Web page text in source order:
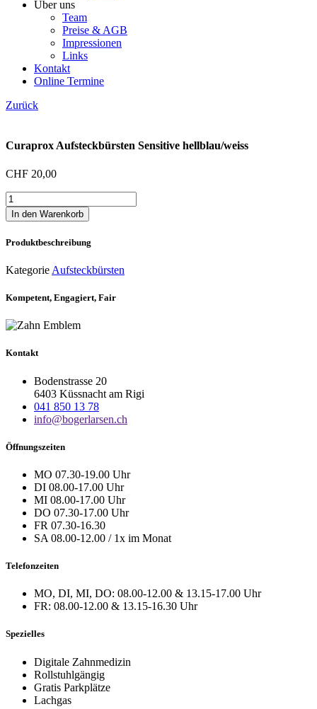
Über uns
Team
Preise & AGB
Impressionen
Links
Kontakt
Online Termine
Zurück
Curaprox Aufsteckbürsten Sensitive hellblau/weiss
CHF 20,00
Curaprox
Aufsteckbürsten
Sensitive
Menge
In den Warenkorb
Produktbeschreibung
Kategorie Aufsteckbürsten
Kompetent, Engagiert, Fair
Kontakt
Bodenstrasse 20
6403 Küssnacht am Rigi
041 850 13 78
info@bogerlarsen.ch
Öffnungszeiten
MO 07.30-19.00 Uhr
DI 08.00-17.00 Uhr
MI 08.00-17.00 Uhr
DO 07.30-17.00 Uhr
FR 07.30-16.30
SA 08.00-12.00 / 1x im Monat
Telefonzeiten
MO, DI, MI, DO: 08.00-12.00 & 13.15-17.00 Uhr
FR: 08.00-12.00 & 13.15-16.30 Uhr
Spezielles
Digitale Zahnmedizin
Rollstuhlgängig
Gratis Parkplätze
Lachgas